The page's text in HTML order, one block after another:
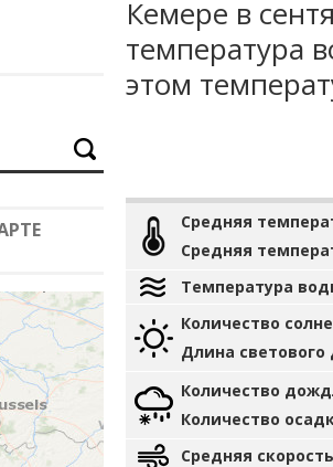
Кемере в
температура
этом
Средняя
Средняя
Температура
Количество
Длина светового
Количество
Количество
Средняя